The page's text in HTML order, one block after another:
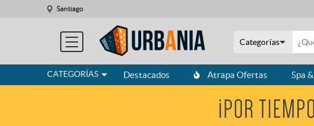
Santiago
CATEGORÍAS
Categorías
Destacados Atrapa Ofertas Spa